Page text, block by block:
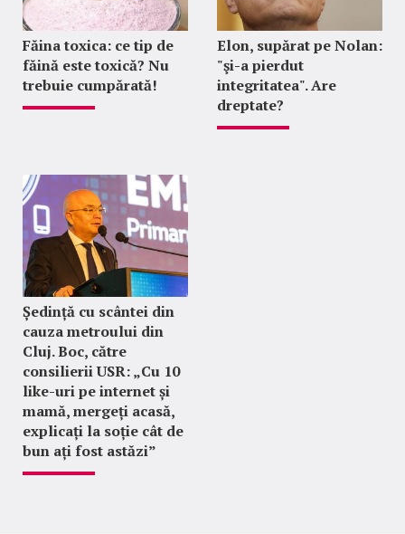
Făina toxica: ce tip de
făină este toxică? Nu
trebuie cumpărată!
Elon, supărat pe Nolan:
"şi-a pierdut
integritatea". Are
dreptate?
Ședință cu scântei din
cauza metroului din
Cluj. Boc, către
consilierii USR: „Cu 10
like-uri pe internet și
mamă, mergeți acasă,
explicați la soție cât de
bun ați fost astăzi”